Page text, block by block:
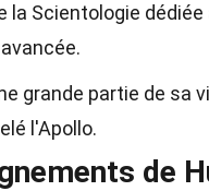
la Scientologie dédiée
grande partie de sa
l'Apollo.
de